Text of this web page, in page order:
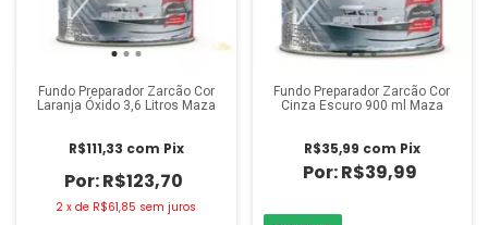
Fundo Preparador Zarcão Cor
Laranja Óxido 3,6 Litros Maza
R$123,70
R$111,33 com Pix
2 xde R$61,85 sem juros
Fundo Preparador Zarcão Cor
Cinza Escuro 900 ml Maza
R$39,99
R$35,99 com Pix